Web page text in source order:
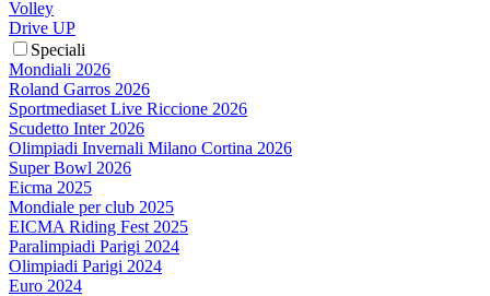
Volley
Drive UP
Speciali
Mondiali 2026
Roland Garros 2026
Sportmediaset Live Riccione 2026
Scudetto Inter 2026
Olimpiadi Invernali Milano Cortina 2026
Super Bowl 2026
Eicma 2025
Mondiale per club 2025
EICMA Riding Fest 2025
Paralimpiadi Parigi 2024
Olimpiadi Parigi 2024
Euro 2024